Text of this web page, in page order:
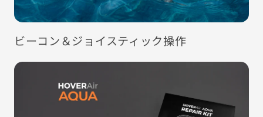
ビーコン＆ジョイスティック操作